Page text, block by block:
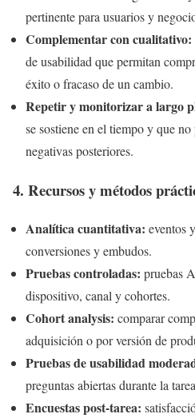
pertinente para usuarios y
Complementar con cualitativo:
de usabilidad que permitan
éxito o fracaso de un cambio.
Repetir y monitorizar a largo
se sostiene en el tiempo y que
negativas posteriores.
4. Recursos y métodos
Analítica cuantitativa: eventos
conversiones y embudos.
Pruebas controladas: pruebas
dispositivo, canal y cohortes.
Cohort analysis: comparar
adquisición o por versión de
Pruebas de usabilidad
preguntas abiertas durante la
Encuestas post-tarea: